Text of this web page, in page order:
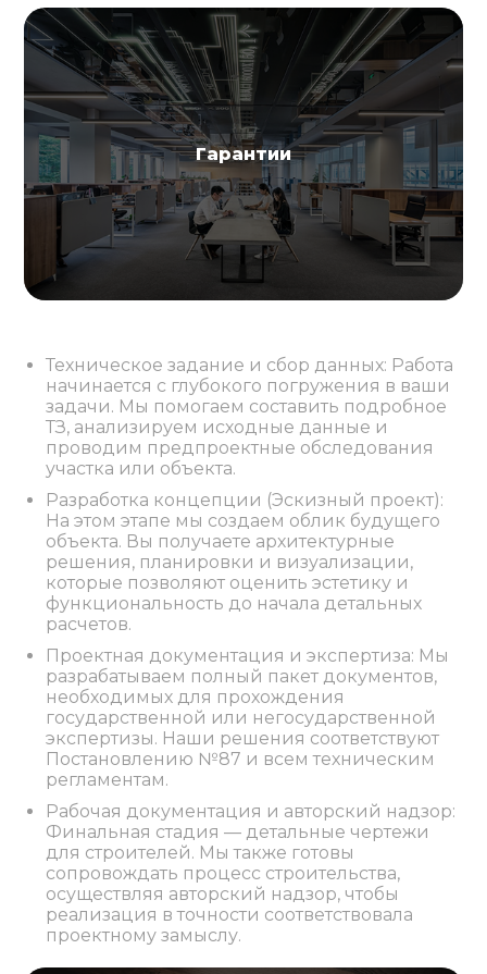
Гарантии
Техническое задание и сбор данных: Работа
начинается с глубокого погружения в ваши
задачи. Мы помогаем составить подробное
ТЗ, анализируем исходные данные и
проводим предпроектные обследования
участка или объекта.
Разработка концепции (Эскизный проект):
На этом этапе мы создаем облик будущего
объекта. Вы получаете архитектурные
решения, планировки и визуализации,
которые позволяют оценить эстетику и
функциональность до начала детальных
расчетов.
Проектная документация и экспертиза: Мы
разрабатываем полный пакет документов,
необходимых для прохождения
государственной или негосударственной
экспертизы. Наши решения соответствуют
Постановлению №87 и всем техническим
регламентам.
Рабочая документация и авторский надзор:
Финальная стадия — детальные чертежи
для строителей. Мы также готовы
сопровождать процесс строительства,
осуществляя авторский надзор, чтобы
реализация в точности соответствовала
проектному замыслу.